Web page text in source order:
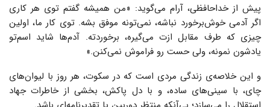
پیش از خداحافظی، آرام می‌گوید: «من همیشه گفتم توی هر کاری
اگر آدمی خوش‌برخورد نباشه، نمی‌تونه موفق بشه. توی کار ما، اولین
چیزی که طرف مقابل ازت می‌گیره، برخوردته. آدم‌ها شاید اسم‌تو
یادشون نمونه، ولی حست رو فراموش نمی‌کنن.»
و این خلاصه‌ی زندگی مردی است که در سکوت، هر روز با لیوان‌های
چای، با سینی‌های ساده، و با دل پاکش، بخشی از خاطرات جهاد